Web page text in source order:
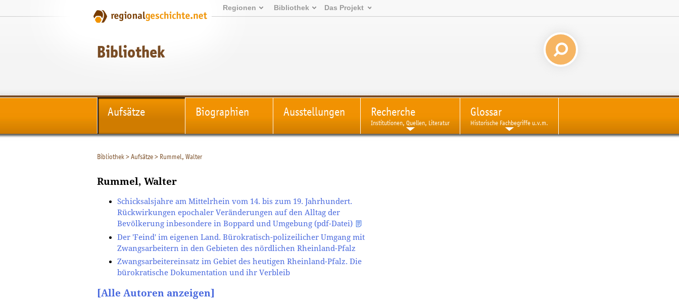
Regionen Bibliothek Das Projekt
Bibliothek
Aufsätze Biographien Ausstellungen Recherche
Institutionen, Quellen, Literatur
Glossar
Historische Fachbegriffe u.v.m.
Bibliothek>Aufsätze> Rummel, Walter
Rummel, Walter
Schicksalsjahre am Mittelrhein vom 14. bis zum 19. Jahrhundert.
Rückwirkungen epochaler Veränderungen auf den Alltag der
Bevölkerung inbesondere in Boppard und Umgebung (pdf-Datei)
Der 'Feind' im eigenen Land. Bürokratisch-polizeilicher Umgang mit
Zwangsarbeitern in den Gebieten des nördlichen Rheinland-Pfalz
Zwangsarbeitereinsatz im Gebiet des heutigen Rheinland-Pfalz. Die
bürokratische Dokumentation und ihr Verbleib
[Alle Autoren anzeigen]